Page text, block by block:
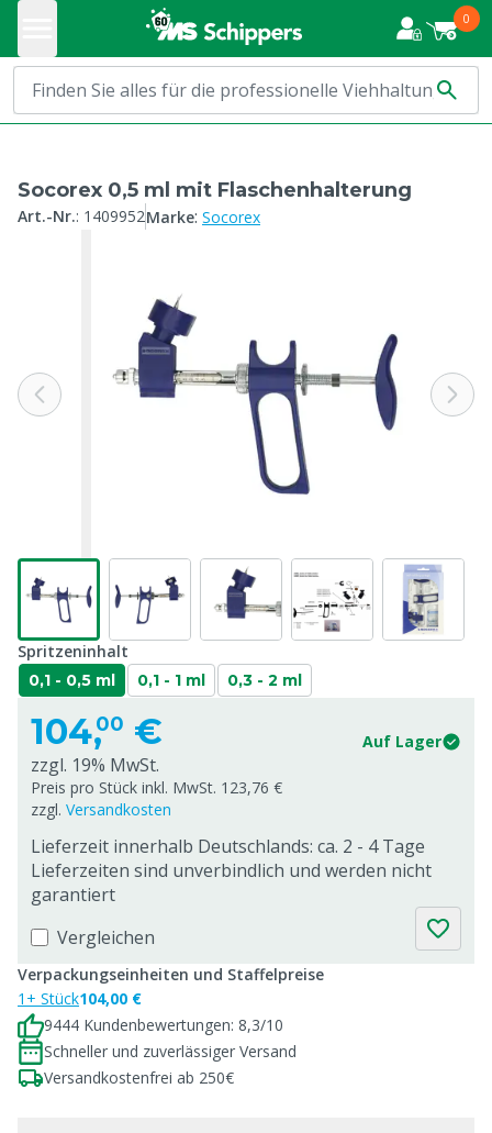
0
Socorex 0,5 ml mit Flaschenhalterung
Art.-Nr.: 1409952Marke: Socorex
Spritzeninhalt
0,1 - 0,5 ml 0,1 - 1 ml 0,3 - 2 ml
104,00 € Auf Lager
zzgl. 19% MwSt.
Preis pro Stück inkl. MwSt. 123,76 €
zzgl. Versandkosten
Lieferzeit innerhalb Deutschlands: ca. 2 - 4 Tage
Lieferzeiten sind unverbindlich und werden nicht
garantiert
Vergleichen
Verpackungseinheiten und Staffelpreise
1+ Stück104,00 €
9444 Kundenbewertungen: 8,3/10
Schneller und zuverlässiger Versand
Versandkostenfrei ab 250€